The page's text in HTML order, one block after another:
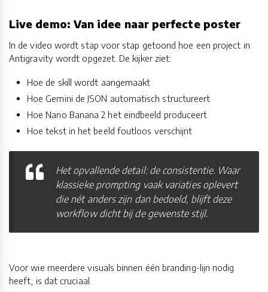
Live demo: Van idee naar perfecte poster
In de video wordt stap voor stap getoond hoe een project in
Antigravity wordt opgezet. De kijker ziet:
Hoe de skill wordt aangemaakt
Hoe Gemini de JSON automatisch structureert
Hoe Nano Banana 2 het eindbeeld produceert
Hoe tekst in het beeld foutloos verschijnt
Het opvallende detail: de consistentie. Waar
klassieke prompting vaak variaties oplevert
die nét anders zijn dan bedoeld, blijft deze
workflow dicht bij de gewenste stijl.
Voor wie meerdere visuals binnen één branding-lijn nodig
heeft, is dat cruciaal.